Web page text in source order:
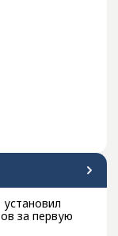
за первую